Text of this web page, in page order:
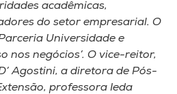
acadêmicas,
do setor empresarial. O
Universidade e
nos negócios’. O vice-reitor,
Agostini, a diretora de Pós-
professora Ieda